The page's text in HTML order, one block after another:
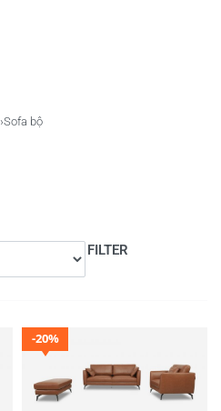
›Sofa bộ
FILTER
-20%